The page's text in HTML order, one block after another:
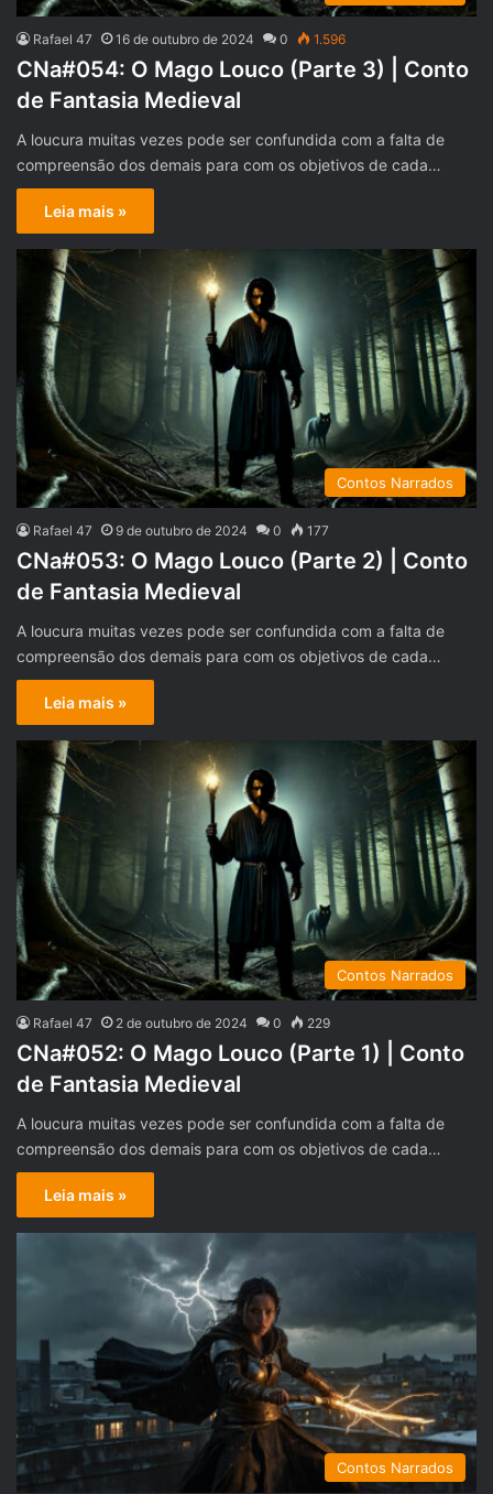
Rafael 47 16 de outubro de 2024 0 1.596
CNa#054: O Mago Louco (Parte 3) | Conto
de Fantasia Medieval
A loucura muitas vezes pode ser confundida com a falta de
compreensão dos demais para com os objetivos de cada…
Leia mais »
Contos Narrados
Rafael 47 9 de outubro de 2024 0 177
CNa#053: O Mago Louco (Parte 2) | Conto
de Fantasia Medieval
A loucura muitas vezes pode ser confundida com a falta de
compreensão dos demais para com os objetivos de cada…
Leia mais »
Contos Narrados
Rafael 47 2 de outubro de 2024 0 229
CNa#052: O Mago Louco (Parte 1) | Conto
de Fantasia Medieval
A loucura muitas vezes pode ser confundida com a falta de
compreensão dos demais para com os objetivos de cada…
Leia mais »
Contos Narrados